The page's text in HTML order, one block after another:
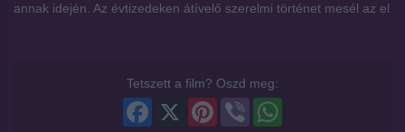
annak idején. Az évtizedeken átívelő szerelmi történet mesél az el
Tetszett a film? Oszd meg:
Viber
Pinterest
Facebook